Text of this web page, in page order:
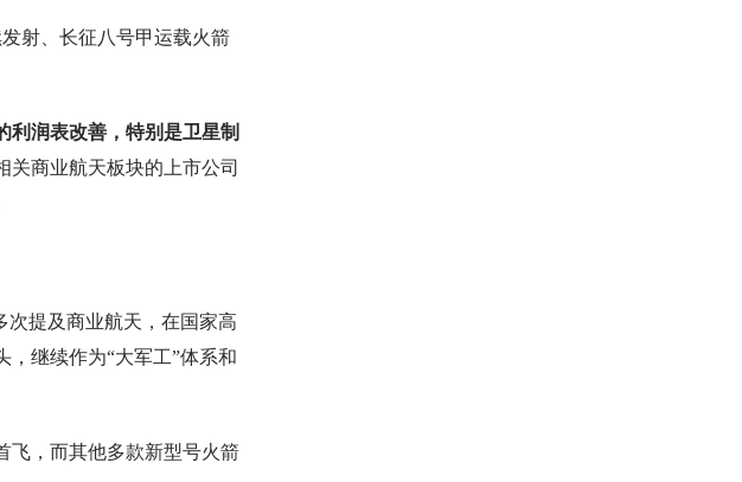
射、长征八号甲运载火箭
利润表改善，特别是卫星制
关商业航天板块的上市公司
次提及商业航天，在国家高
，继续作为“大军工”体系和
飞，而其他多款新型号火箭